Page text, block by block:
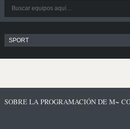
SOBRE LA PROGRAMACIÓN DE M~